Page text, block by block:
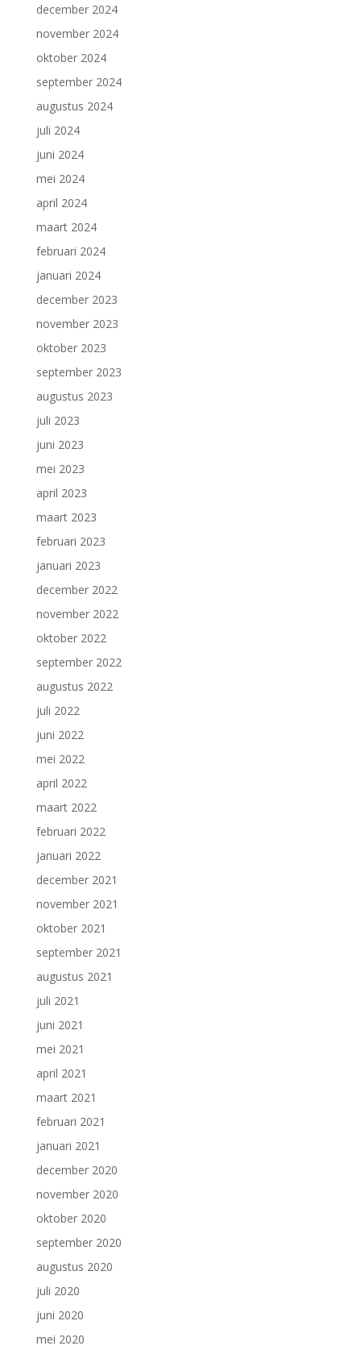
december 2024
november 2024
oktober 2024
september 2024
augustus 2024
juli 2024
juni 2024
mei 2024
april 2024
maart 2024
februari 2024
januari 2024
december 2023
november 2023
oktober 2023
september 2023
augustus 2023
juli 2023
juni 2023
mei 2023
april 2023
maart 2023
februari 2023
januari 2023
december 2022
november 2022
oktober 2022
september 2022
augustus 2022
juli 2022
juni 2022
mei 2022
april 2022
maart 2022
februari 2022
januari 2022
december 2021
november 2021
oktober 2021
september 2021
augustus 2021
juli 2021
juni 2021
mei 2021
april 2021
maart 2021
februari 2021
januari 2021
december 2020
november 2020
oktober 2020
september 2020
augustus 2020
juli 2020
juni 2020
mei 2020